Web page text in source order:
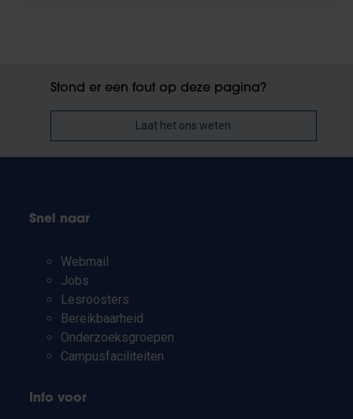
Stond er een fout op deze pagina?
Laat het ons weten
Snel naar
Webmail
Jobs
Lesroosters
Bereikbaarheid
Onderzoeksgroepen
Campusfaciliteiten
Info voor